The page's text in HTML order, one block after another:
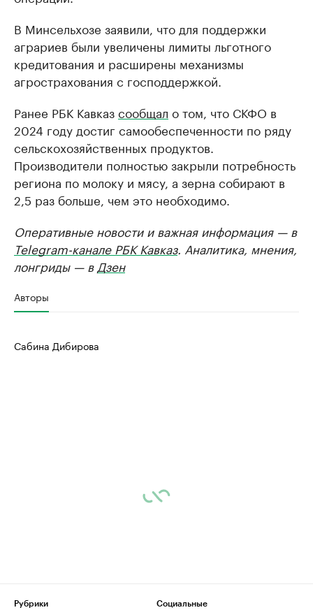
В Минсельхозе заявили, что для поддержки
аграриев были увеличены лимиты льготного
кредитования и расширены механизмы
агрострахования с господдержкой.
Ранее РБК Кавказсообщал о том, что СКФО в
2024 году достиг самообеспеченности по ряду
сельскохозяйственных продуктов.
Производители полностью закрыли потребность
региона по молоку и мясу, а зерна собирают в
2,5 раз больше, чем это необходимо.
Оперативные новости и важная информация — в
Telegram-канале РБК Кавказ. Аналитика, мнения,
лонгриды — в Дзен
Авторы
Сабина Дибирова
Рубрики
Социальные